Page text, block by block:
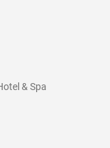
& Spa